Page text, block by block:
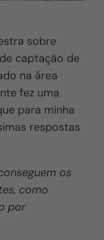
sobre
captação de
na área
fez uma
para minha
respostas
os
como
por